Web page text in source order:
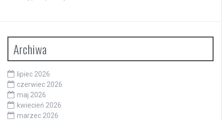
Archiwa
lipiec 2026
czerwiec 2026
maj 2026
kwiecień 2026
marzec 2026